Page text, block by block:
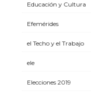
Educación y Cultura
Efemérides
el Techo y el Trabajo
ele
Elecciones 2019